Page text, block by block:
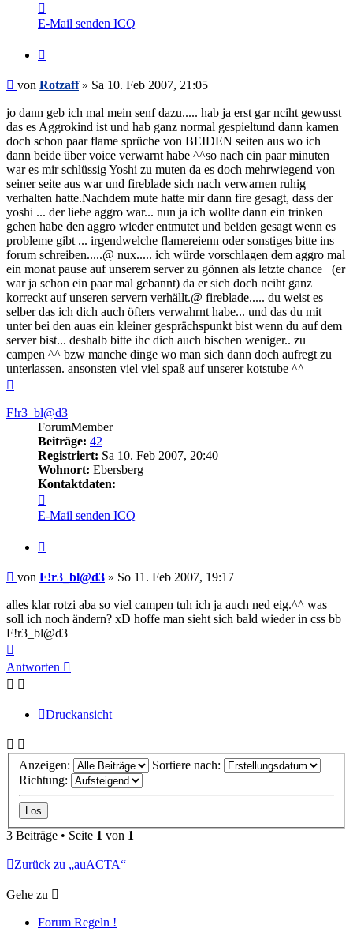
von
Rotzaff
E-Mail senden ICQ
Beitrag
von Rotzaff» Sa 10. Feb 2007, 21:05
jo dann geb ich mal mein senf dazu..... hab ja erst gar nciht gewusst
das es Aggrokind ist und hab ganz normal gespieltund dann kamen
doch schon paar flame sprüche von BEIDEN seiten aus wo ich
dann beide über voice verwarnt habe ^^so nach ein paar minuten
war es mir schlüssig Yoshi zu muten da es doch mehrwiegend von
seiner seite aus war und fireblade sich nach verwarnen ruhig
verhalten hatte.Nachdem mute hatte mir dann fire gesagt, dass der
yoshi ... der liebe aggro war... nun ja ich wollte dann ein trinken
gehen habe den aggro wieder entmutet und beiden gesagt wenn es
probleme gibt ... irgendwelche flamereienn oder sonstiges bitte ins
forum schreiben.....@ nux..... ich würde vorschlagen dem aggro mal
ein monat pause auf unserem server zu gönnen als letzte chance (er
war ja schon ein paar mal gebannt) da er sich doch nciht ganz
korreckt auf unseren servern verhällt.@ fireblade..... du weist es
selber das ich dich auch öfters verwahrnt habe... und das du mit
unter bei den auas ein kleiner gesprächspunkt bist wenn du auf dem
server bist... deshalb bitte ihc dich auch bischen weniger.. zu
campen ^^ bzw manche dinge wo man sich dann doch aufregt zu
unterlassen. ansonsten viel viel spaß auf unserer kotstube ^^
F!r3_bl@d3
ForumMember
Beiträge: 42
Registriert: Sa 10. Feb 2007, 20:40
Wohnort: Ebersberg
Kontaktdaten:
von
F!r3_bl@d3
E-Mail senden ICQ
Beitrag
von F!r3_bl@d3 » So 11. Feb 2007, 19:17
alles klar rotzi aba so viel campen tuh ich ja auch ned eig.^^ was
soll ich noch ändern? xD hoffe man sieht sich bald wieder in css bb
F!r3_bl@d3
oben
Antworten
Druckansicht
Anzeigen:
Sortiere nach:
Richtung:
3 Beiträge • Seite 1 von 1
Zurück zu „auACTA“
Gehe zu
Forum Regeln !